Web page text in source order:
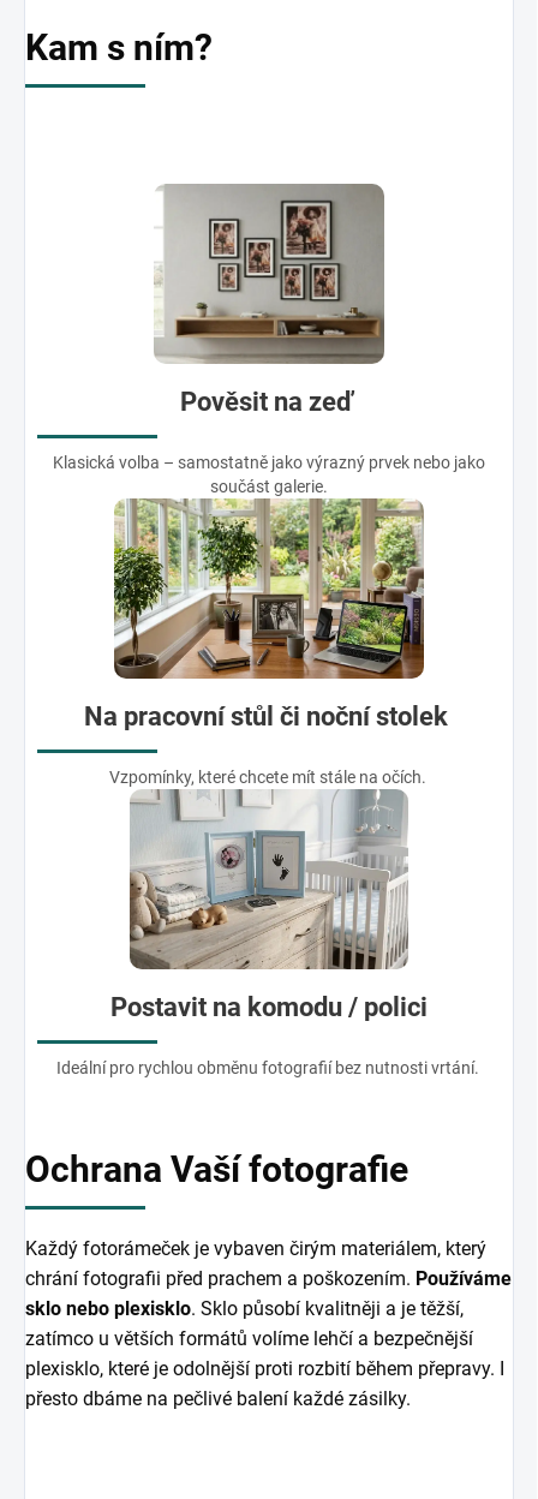
Kam s ním?
Pověsit na zeď
Klasická volba – samostatně jako výrazný prvek nebo jako
součást galerie.
Na pracovní stůl či noční stolek
Vzpomínky, které chcete mít stále na očích.
Postavit na komodu / polici
Ideální pro rychlou obměnu fotografií bez nutnosti vrtání.
Ochrana Vaší fotografie
Každý fotorámeček je vybaven čirým materiálem, který
chrání fotografii před prachem a poškozením. Používáme
sklo nebo plexisklo. Sklo působí kvalitněji a je těžší,
zatímco u větších formátů volíme lehčí a bezpečnější
plexisklo, které je odolnější proti rozbití během přepravy. I
přesto dbáme na pečlivé balení každé zásilky.